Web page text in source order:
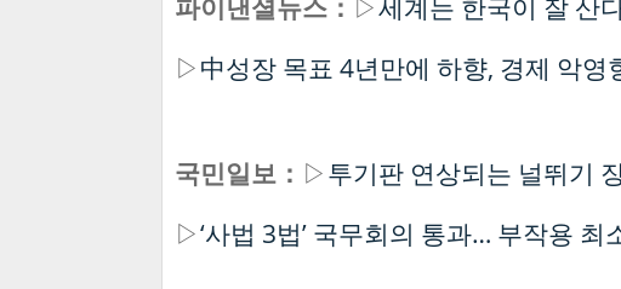
파이낸셜뉴스： ▷세계는 한국이 잘 산
▷中성장 목표 4년만에 하향, 경제 악영
국민일보： ▷투기판 연상되는 널뛰기
▷‘사법 3법’ 국무회의 통과… 부작용 최